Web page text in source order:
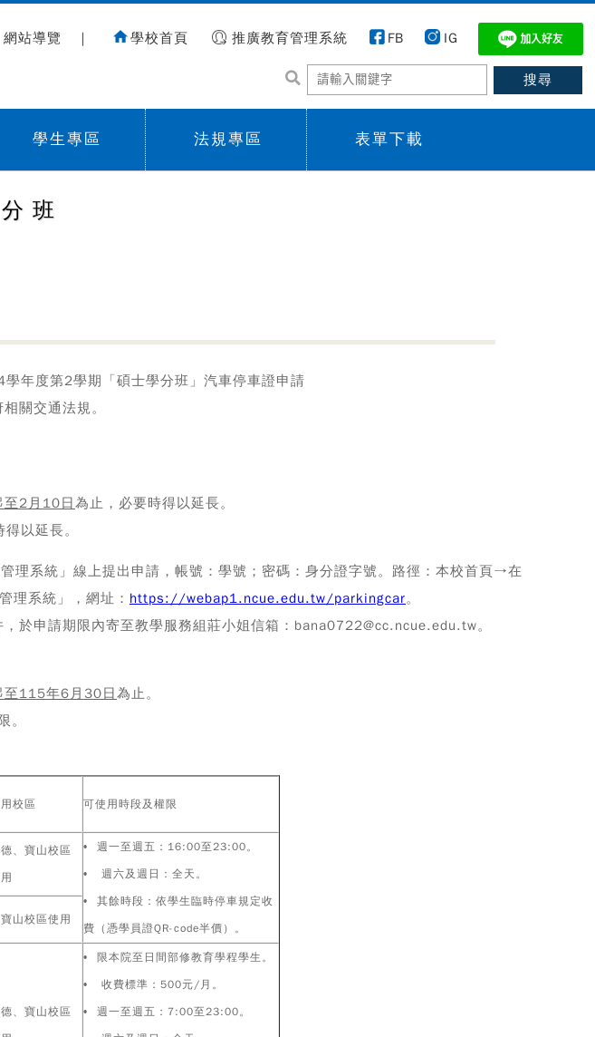
網站導覽 ｜ 學校首頁 推廣教育管理系統 FB IG
學生專區 法規專區 表單下載
班
學年度第2學期「碩士學分班」汽車停車證申請
關交通法規。
2月10日為止，必要時得以延長。
得以延長。
理系統」線上提出申請，帳號：學號；密碼：身分證字號。路徑：本校首頁→在
系統」，網址： https://webap1.ncue.edu.tw/parkingcar。
於申請期限內寄至教學服務組莊小姐信箱：bana0722@cc.ncue.edu.tw。
115年6月30日為止。
。
校區 可使用時段及權限
、寶山校區
• 週一至週五：16:00至23:00。
• 週六及週日：全天。
• 其餘時段：依學生臨時停車規定收
費（憑學員證QR-code半價）。
山校區使用
、寶山校區
• 限本院至日間部修教育學程學生。
• 收費標準：500元/月。
• 週一至週五：7:00至23:00。